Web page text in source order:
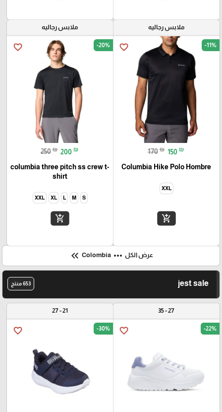
ملابس رجاليه
favorite_border -11%
170 ₪ 150 ₪
Columbia Hike Polo Hombre
XXL
add_shopping_cart
ملابس رجاليه
favorite_border -20%
250 ₪ 200 ₪
columbia three pitch ss crew t-
shirt
S
M
L
XL
XXL
add_shopping_cart
عرض الكل more_horiz
keyboard_double_arrow_left
jest sale 653 منتج
27 - 35
favorite_border -22%
21 - 27
favorite_border -30%